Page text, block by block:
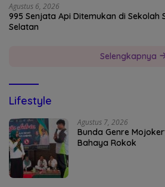
Agustus 6, 2026
995 Senjata Api Ditemukan di Sekolah
Selatan
Selengkapnya
Lifestyle
Agustus 7, 2026
Bunda Genre
Bahaya Rokok